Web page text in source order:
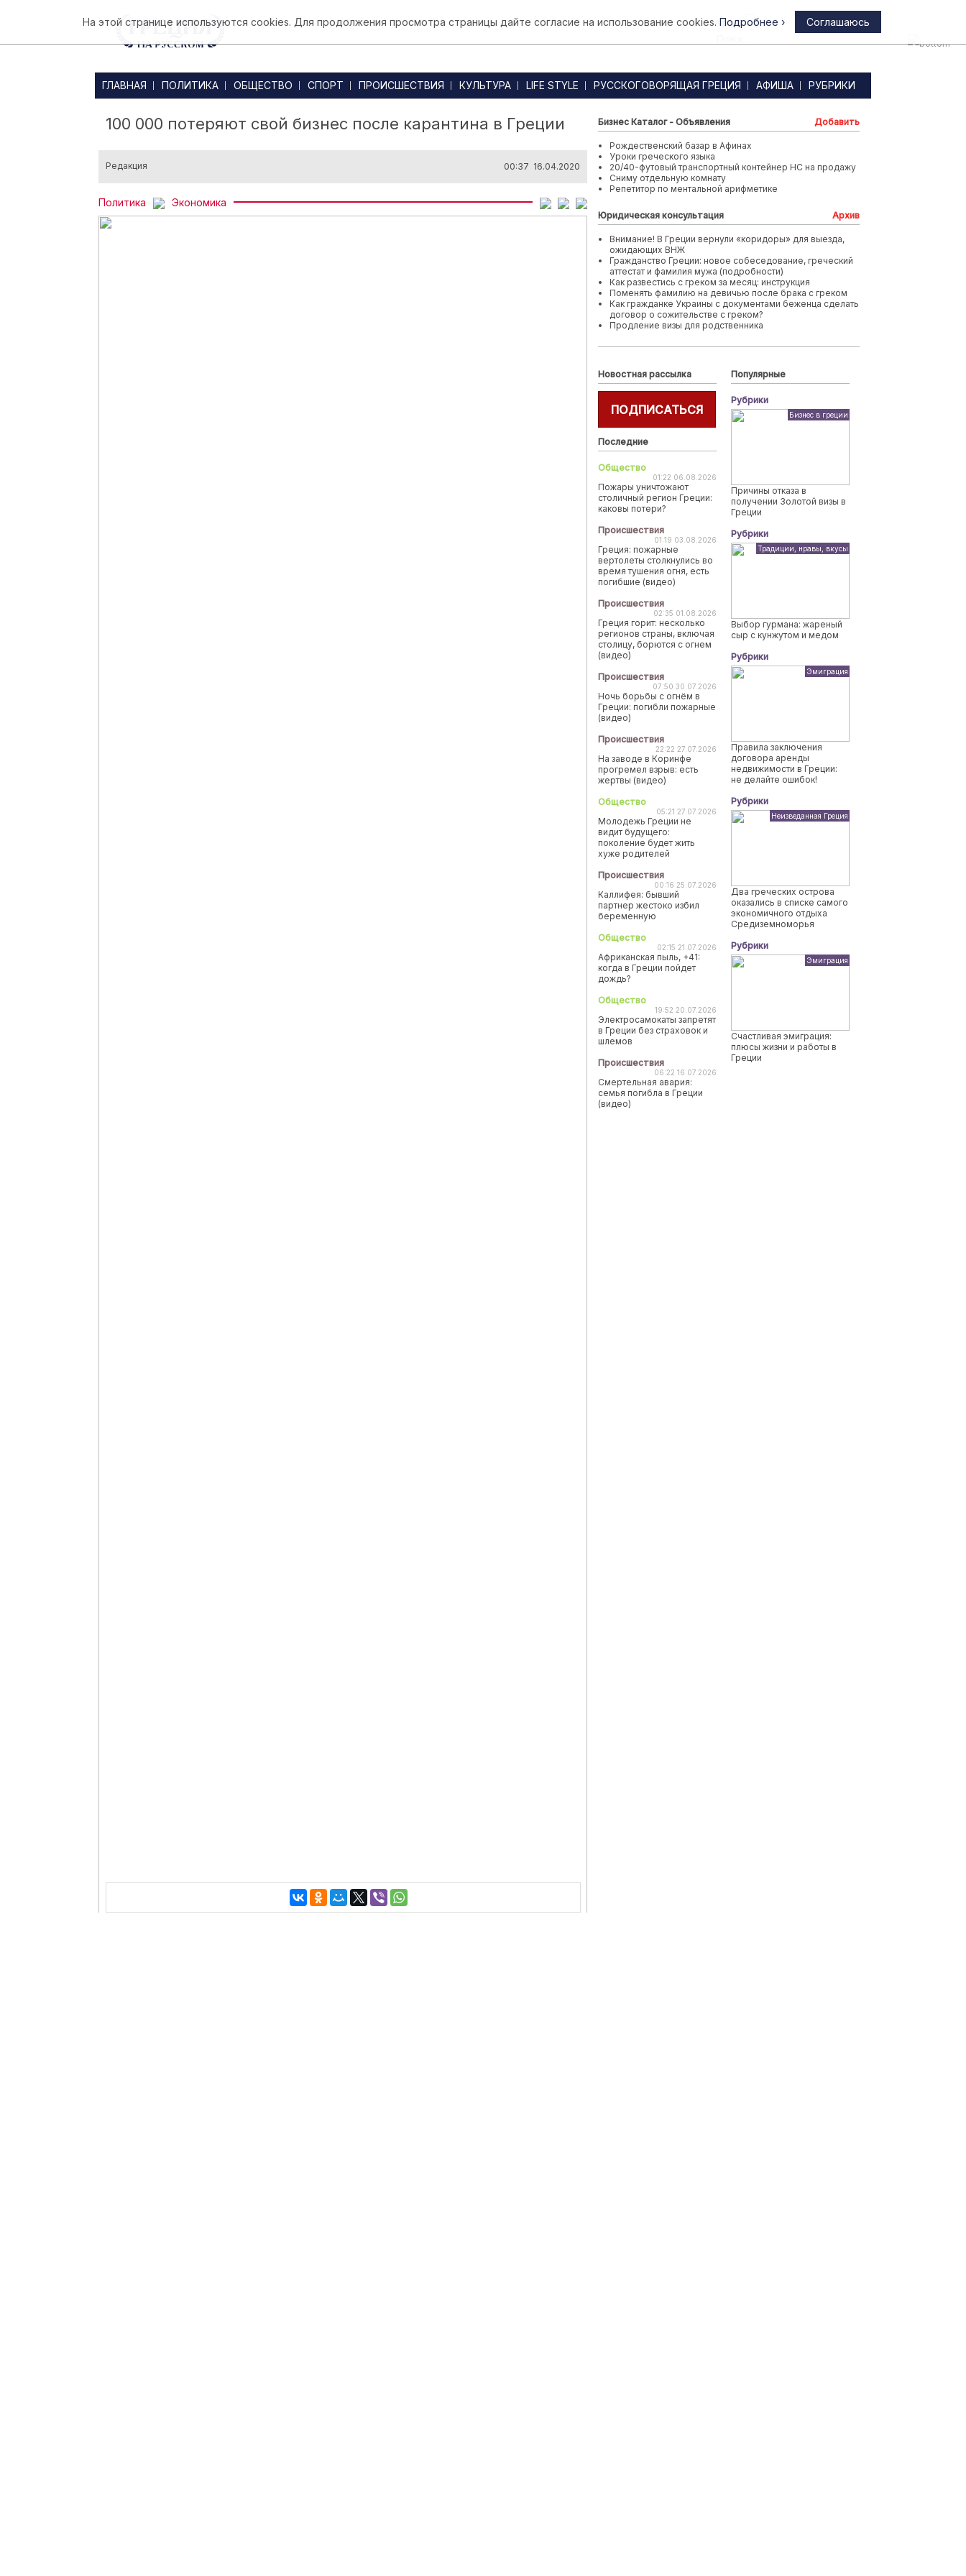
Афины
ГЛАВНАЯ ПОЛИТИКА ОБЩЕСТВО СПОРТ ПРОИСШЕСТВИЯ КУЛЬТУРА LIFE STYLE РУССКОГОВОРЯЩАЯ ГРЕЦИЯ АФИША РУБРИКИ
100 000 потеряют свой бизнес после карантина в Греции
Редакция 00:37 16.04.2020
Политика Экономика
Бизнес Каталог - Объявления Добавить
Рождественский базар в Афинах
Уроки греческого языка
20/40-футовый транспортный контейнер HC на продажу
Сниму отдельную комнату
Репетитор по ментальной арифметике
Юридическая консультация Архив
Внимание! В Греции вернули «коридоры» для выезда,
ожидающих ВНЖ
Гражданство Греции: новое собеседование, греческий
аттестат и фамилия мужа (подробности)
Как развестись с греком за месяц: инструкция
Поменять фамилию на девичью после брака с греком
Как гражданке Украины с документами беженца сделать
договор о сожительстве с греком?
Продление визы для родственника
Новостная рассылка
ПОДПИСАТЬСЯ
Последние
Общество
01:22 06.08.2026
Пожары уничтожают
столичный регион Греции:
каковы потери?
Происшествия
01:19 03.08.2026
Греция: пожарные
вертолеты столкнулись во
время тушения огня, есть
погибшие (видео)
Происшествия
02:35 01.08.2026
Греция горит: несколько
регионов страны, включая
столицу, борются с огнем
(видео)
Происшествия
07:50 30.07.2026
Ночь борьбы с огнём в
Греции: погибли пожарные
(видео)
Происшествия
22:22 27.07.2026
На заводе в Коринфе
прогремел взрыв: есть
жертвы (видео)
Общество
05:21 27.07.2026
Молодежь Греции не
видит будущего:
поколение будет жить
хуже родителей
Происшествия
00:16 25.07.2026
Каллифея: бывший
партнер жестоко избил
беременную
Общество
02:15 21.07.2026
Африканская пыль, +41:
когда в Греции пойдет
дождь?
Общество
19:52 20.07.2026
Электросамокаты запретят
в Греции без страховок и
шлемов
Происшествия
06:22 16.07.2026
Смертельная авария:
семья погибла в Греции
(видео)
Популярные
Рубрики
Бизнес в греции
Причины отказа в
получении Золотой визы в
Греции
Рубрики
Традиции, нравы, вкусы
Выбор гурмана: жареный
сыр с кунжутом и медом
Рубрики
Эмиграция
Правила заключения
договора аренды
недвижимости в Греции:
не делайте ошибок!
Рубрики
Неизведанная Греция
Два греческих острова
оказались в списке самого
экономичного отдыха
Средиземноморья
Рубрики
Эмиграция
Счастливая эмиграция:
плюсы жизни и работы в
Греции
На этой странице используются cookies. Для продолжения просмотра страницы дайте согласие на использование cookies. Подробнее › Соглашаюсь